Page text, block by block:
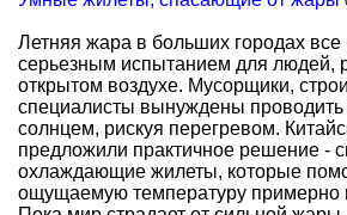
Летняя жара в больших городах все
серьезным испытанием для людей,
открытом воздухе. Мусорщики,
специалисты вынуждены
солнцем, рискуя перегревом.
предложили практичное решение -
охлаждающие жилеты, которые
ощущаемую температуру примерно